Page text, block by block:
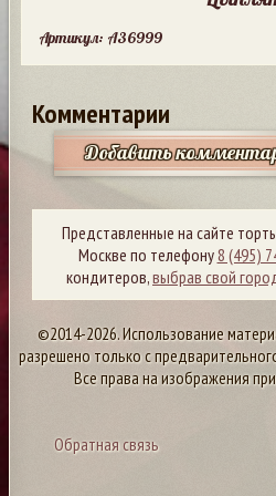
Артикул: A36999
Комментарии
Добавить
Представленные на сайте
Москве по телефону8 (495)
кондитеров,выбрав свой
©2014-2026. Использование
разрешено только с
Все права на изображения
Обратная связь